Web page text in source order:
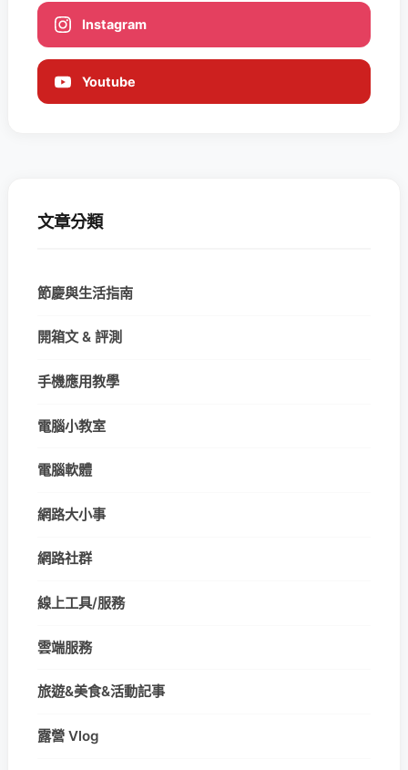
Instagram
Youtube
文章分類
節慶與生活指南
開箱文 & 評測
手機應用教學
電腦小教室
電腦軟體
網路大小事
網路社群
線上工具/服務
雲端服務
旅遊&美食&活動記事
露營 Vlog